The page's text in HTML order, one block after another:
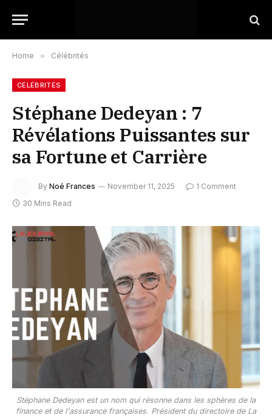
Home » Célébrités
CÉLÉBRITÉS
Stéphane Dedeyan : 7
Révélations Puissantes sur
sa Fortune et Carrière
By Noé Frances November 11, 2025
1 Comment
30 Mins Read
Stéphane Dedeyan est un nom qui résonne dans les sphères de la
finance et de l'assurance françaises. Président du directoire de La